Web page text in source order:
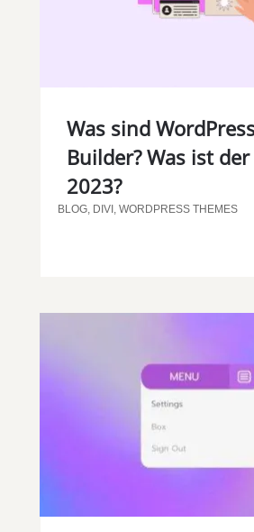
Was sind
Builder? Was ist
2023?
BLOG, DIVI , WORDPRESS THEMES